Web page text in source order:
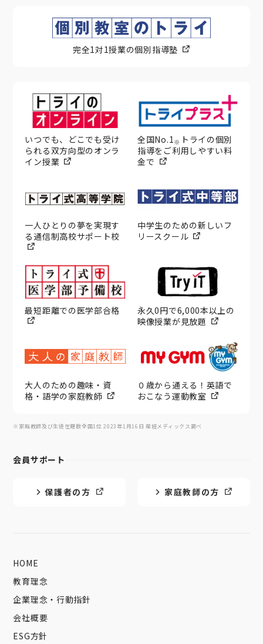
完全1対1授業の個別指導塾
いつでも、どこでも受け
られる双方向型のオンラ
イン授業
全国No.1※ トライの個別
指導をご利用しやすい料
金で
一人ひとりの夢を実現す
る通信制高校サポート校
中学生のための新しいフ
リースクール
最短距離での医学部合格
永久0円で6,000本以上の
映像授業が見放題
大人のための趣味・資
格・語学の家庭教師
０歳から通える！英語で
おこなう運動教室
※家庭教師及び生徒在籍数全国1位 2023年1月16日 産經メディックス調べ
会員サポート
保護者の方 家庭教師の方
HOME
教育理念
企業理念・行動指針
会社概要
ESG方針